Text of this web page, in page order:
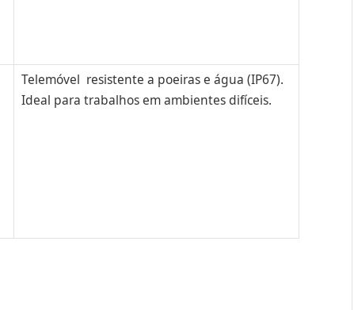
Telemóvel resistente a poeiras e água (IP67).
Ideal para trabalhos em ambientes difíceis.